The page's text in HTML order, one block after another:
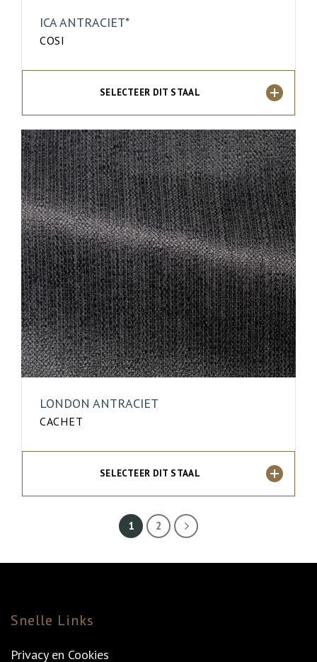
ICA ANTRACIET*
COSI
SELECTEER DIT STAAL
LONDON ANTRACIET
CACHET
SELECTEER DIT STAAL
1 2
Snelle Links
Privacy en Cookies